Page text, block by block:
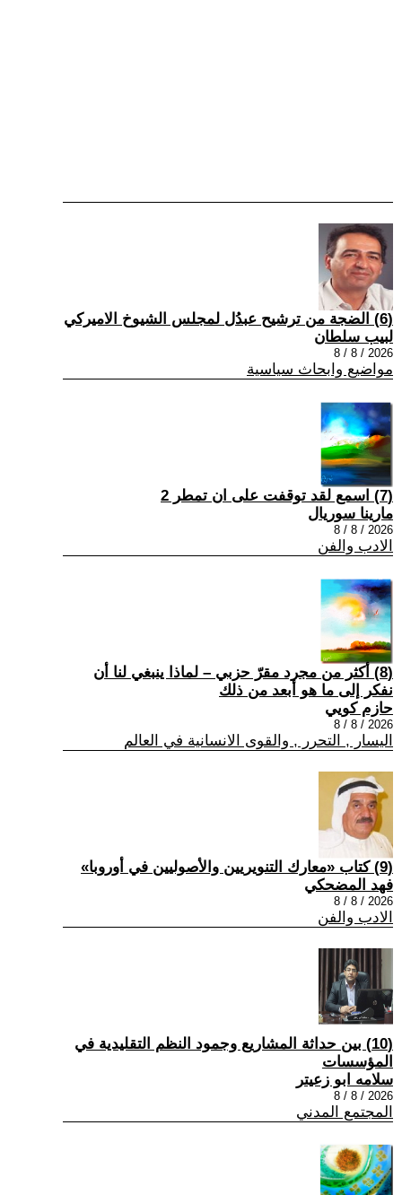
(6) الضجة من ترشيح عبدُل لمجلس الشيوخ الاميركي
لبيب سلطان
2026 / 8 / 8
مواضيع وابحاث سياسية
(7) اسمع لقد توقفت على ان تمطر 2
مارينا سوريال
2026 / 8 / 8
الادب والفن
(8) أكثر من مجرد مقرّ حزبي – لماذا ينبغي لنا أن
نفكر إلى ما هو أبعد من ذلك
حازم كويي
2026 / 8 / 8
اليسار , التحرر , والقوى الانسانية في العالم
(9) كتاب «معارك التنويريين والأصوليين في أوروبا»
فهد المضحكي
2026 / 8 / 8
الادب والفن
(10) بين حداثة المشاريع وجمود النظم التقليدية في
المؤسسات
سلامه ابو زعيتر
2026 / 8 / 8
المجتمع المدني